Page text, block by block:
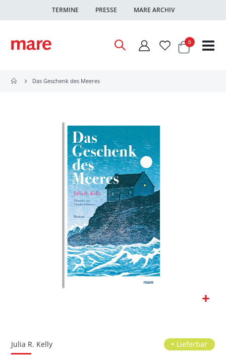
TERMINE PRESSE MARE ARCHIV
Warenkorb
0Artikel
Das Geschenk des Meeres
Bildgalerie
Julia R. Kelly Lieferbar